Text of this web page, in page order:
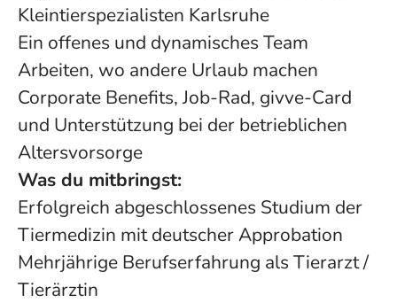
Kleintierspezialisten Karlsruhe
Ein offenes und dynamisches Team
Arbeiten, wo andere Urlaub machen
Corporate Benefits, Job-Rad, givve-Card
und Unterstützung bei der betrieblichen
Altersvorsorge
Was du mitbringst:
Erfolgreich abgeschlossenes Studium der
Tiermedizin mit deutscher Approbation
Mehrjährige Berufserfahrung als Tierarzt /
Tierärztin